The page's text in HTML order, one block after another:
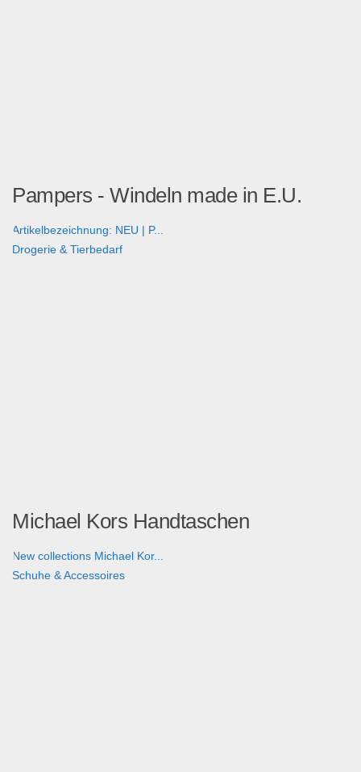
Pampers - Windeln made in E.U.
Artikelbezeichnung: NEU | P...
Drogerie & Tierbedarf
Michael Kors Handtaschen
New collections Michael Kor...
Schuhe & Accessoires